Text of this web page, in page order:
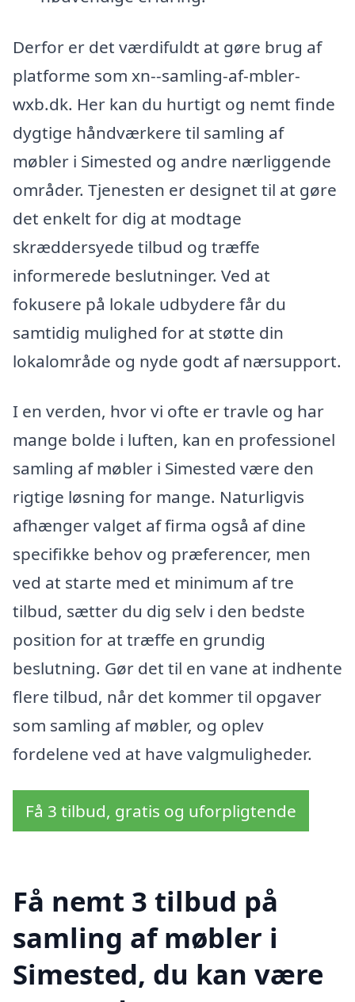
Derfor er det værdifuldt at gøre brug af
platforme som xn--samling-af-mbler-
wxb.dk. Her kan du hurtigt og nemt finde
dygtige håndværkere til samling af
møbler i Simested og andre nærliggende
områder. Tjenesten er designet til at gøre
det enkelt for dig at modtage
skræddersyede tilbud og træffe
informerede beslutninger. Ved at
fokusere på lokale udbydere får du
samtidig mulighed for at støtte din
lokalområde og nyde godt af nærsupport.
I en verden, hvor vi ofte er travle og har
mange bolde i luften, kan en professionel
samling af møbler i Simested være den
rigtige løsning for mange. Naturligvis
afhænger valget af firma også af dine
specifikke behov og præferencer, men
ved at starte med et minimum af tre
tilbud, sætter du dig selv i den bedste
position for at træffe en grundig
beslutning. Gør det til en vane at indhente
flere tilbud, når det kommer til opgaver
som samling af møbler, og oplev
fordelene ved at have valgmuligheder.
Få 3 tilbud, gratis og uforpligtende
Få nemt 3 tilbud på
samling af møbler i
Simested, du kan være